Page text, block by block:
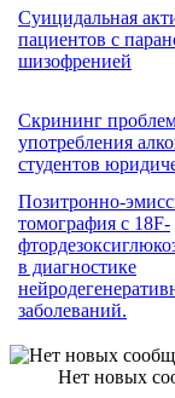
Суицидальная
пациентов с
шизофренией
Скрининг
употребления
студентов
Позитронно-
томография с 18F-
в диагностике
заболеваний.
Нет новых